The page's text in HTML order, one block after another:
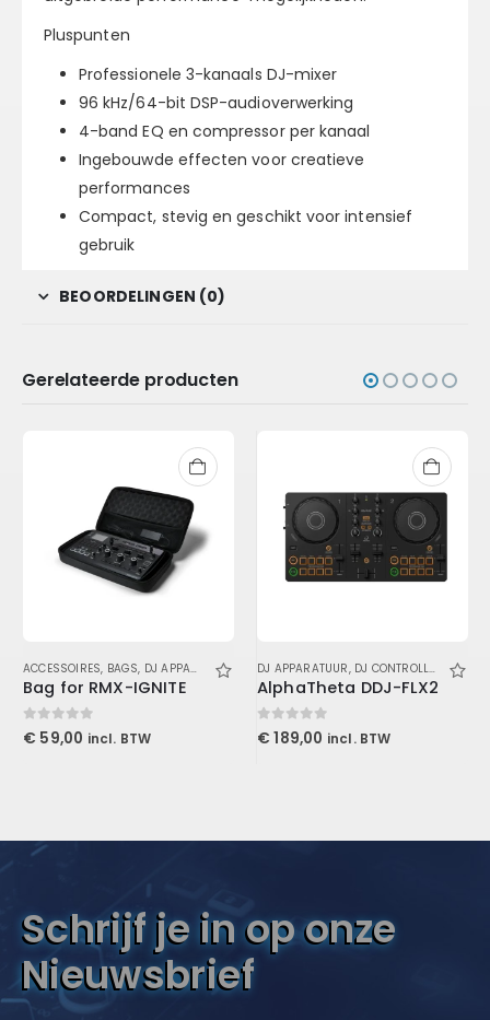
Pluspunten
Professionele 3-kanaals DJ-mixer
96 kHz/64-bit DSP-audioverwerking
4-band EQ en compressor per kanaal
Ingebouwde effecten voor creatieve
performances
Compact, stevig en geschikt voor intensief
gebruik
BEOORDELINGEN (0)
Gerelateerde producten
ACCESSOIRES, BAGS, DJ APPARATUUR
Bag for RMX-IGNITE
0out of 5
€ 59,00 incl. BTW
DJ APPARATUUR, DJ CONTROLLERS ,
AlphaTheta DDJ-FLX2
0out of 5
€ 189,00 incl. BTW
Schrijf je in op onze
Nieuwsbrief